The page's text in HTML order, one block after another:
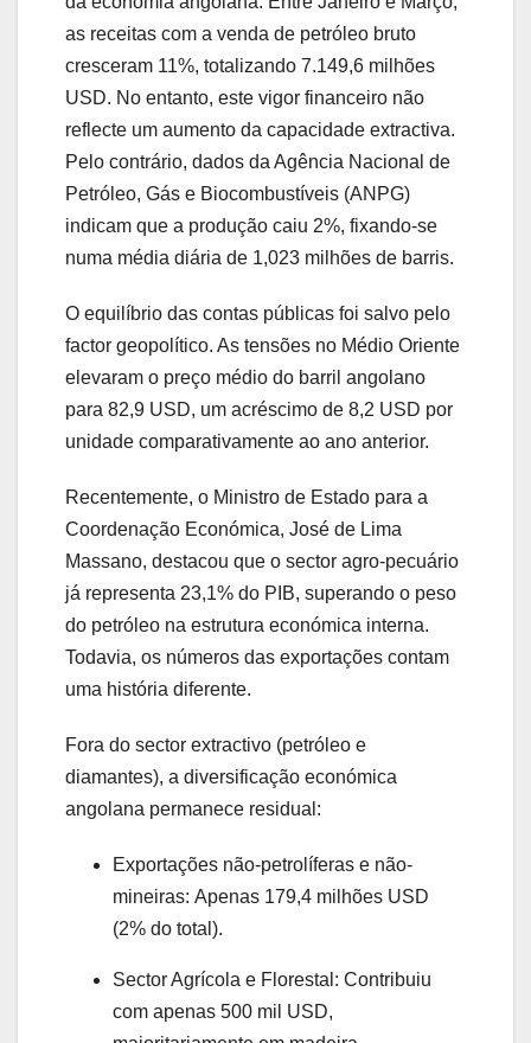
as receitas com a venda de petróleo bruto
cresceram 11%, totalizando 7.149,6 milhões
USD. No entanto, este vigor financeiro não
reflecte um aumento da capacidade extractiva.
Pelo contrário, dados da Agência Nacional de
Petróleo, Gás e Biocombustíveis (ANPG)
indicam que a produção caiu 2%, fixando-se
numa média diária de 1,023 milhões de barris.
O equilíbrio das contas públicas foi salvo pelo
factor geopolítico. As tensões no Médio Oriente
elevaram o preço médio do barril angolano
para 82,9 USD, um acréscimo de 8,2 USD por
unidade comparativamente ao ano anterior.
Recentemente, o Ministro de Estado para a
Coordenação Económica, José de Lima
Massano, destacou que o sector agro-pecuário
já representa 23,1% do PIB, superando o peso
do petróleo na estrutura económica interna.
Todavia, os números das exportações contam
uma história diferente.
Fora do sector extractivo (petróleo e
diamantes), a diversificação económica
angolana permanece residual:
Exportações não-petrolíferas e não-
mineiras: Apenas 179,4 milhões USD
(2% do total).
Sector Agrícola e Florestal: Contribuiu
com apenas 500 mil USD,